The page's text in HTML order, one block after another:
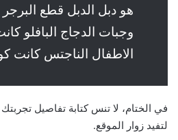
هو دبل الدبل قطع
وجبات الدجاج البافلو
الاطفال الناجتس كانت
في الختام، لا تنس كتابة تفاصيل
لتفيد زوار الموقع.